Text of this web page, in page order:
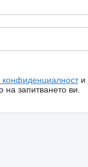
конфиденциалности
запитването ви.